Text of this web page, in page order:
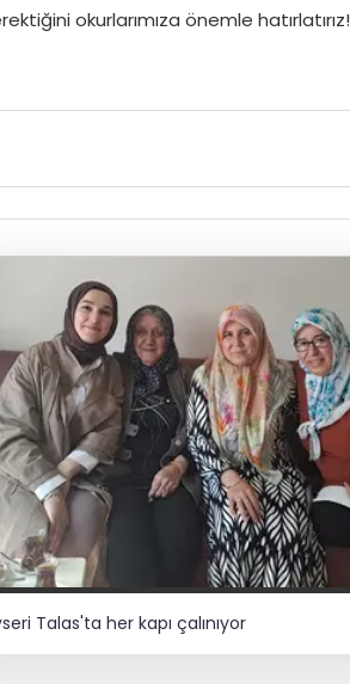
okurlarımıza önemle hatırlatırız!
Talas'ta her kapı çalınıyor